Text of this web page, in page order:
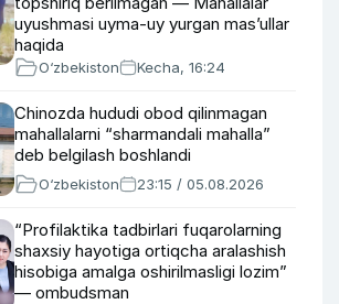
uyushmasi uyma-uy yurgan mas’ullar
haqida
O‘zbekiston Kecha, 16:24
Chinozda hududi obod qilinmagan
mahallalarni “sharmandali mahalla”
deb belgilash boshlandi
O‘zbekiston 23:15 / 05.08.2026
“Profilaktika tadbirlari fuqarolarning
shaxsiy hayotiga ortiqcha aralashish
hisobiga amalga oshirilmasligi lozim”
— ombudsman